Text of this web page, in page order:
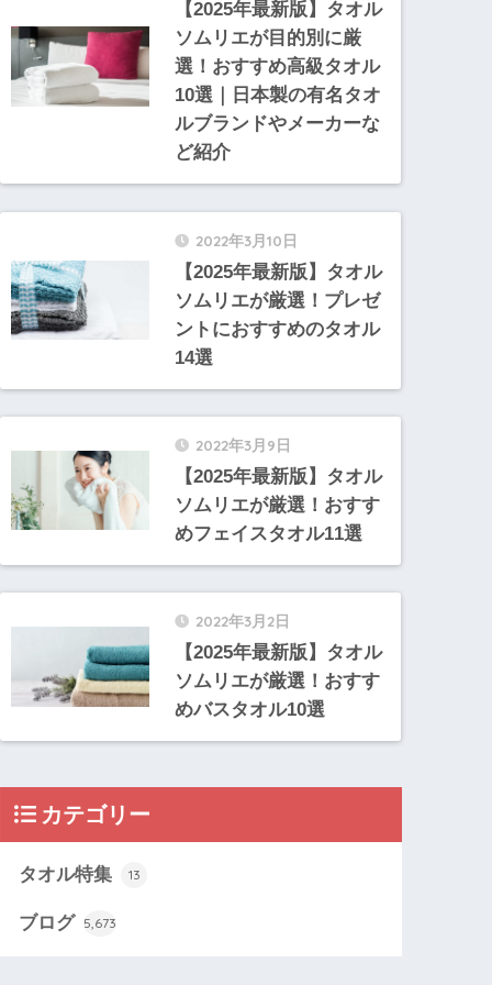
【2025年最新版】タオル
ソムリエが目的別に厳
選！おすすめ高級タオル
10選｜日本製の有名タオ
ルブランドやメーカーな
ど紹介
2022年3月10日
【2025年最新版】タオル
ソムリエが厳選！プレゼ
ントにおすすめのタオル
14選
2022年3月9日
【2025年最新版】タオル
ソムリエが厳選！おすす
めフェイスタオル11選
2022年3月2日
【2025年最新版】タオル
ソムリエが厳選！おすす
めバスタオル10選
カテゴリー
タオル特集 13
ブログ 5,673